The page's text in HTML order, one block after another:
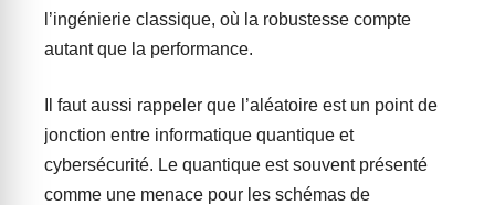
l’ingénierie classique, où la robustesse compte
autant que la performance.
Il faut aussi rappeler que l’aléatoire est un point de
jonction entre informatique quantique et
cybersécurité. Le quantique est souvent présenté
comme une menace pour les schémas de